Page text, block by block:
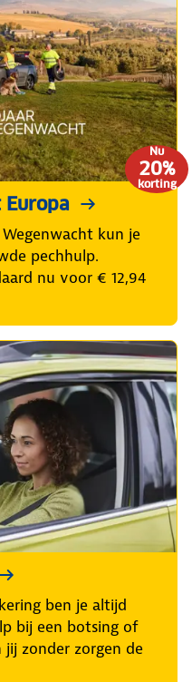
Nu
20%
korting
kun je
pechhulp.
nu voor € 12,94
ben je altijd
bij een botsing of
jij zonder zorgen de